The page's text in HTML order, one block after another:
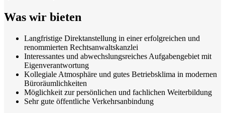
Was wir bieten
Langfristige Direktanstellung in einer erfolgreichen und
renommierten Rechtsanwaltskanzlei
Interessantes und abwechslungsreiches Aufgabengebiet mit
Eigenverantwortung
Kollegiale Atmosphäre und gutes Betriebsklima in modernen
Büroräumlichkeiten
Möglichkeit zur persönlichen und fachlichen Weiterbildung
Sehr gute öffentliche Verkehrsanbindung